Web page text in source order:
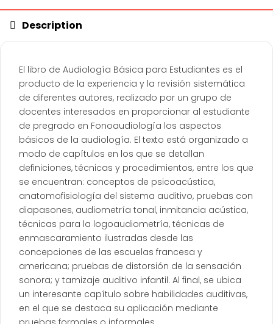
Description
El libro de Audiología Básica para Estudiantes es el
producto de la experiencia y la revisión sistemática
de diferentes autores, realizado por un grupo de
docentes interesados en proporcionar al estudiante
de pregrado en Fonoaudiología los aspectos
básicos de la audiología. El texto está organizado a
modo de capítulos en los que se detallan
definiciones, técnicas y procedimientos, entre los que
se encuentran: conceptos de psicoacústica,
anatomofisiología del sistema auditivo, pruebas con
diapasones, audiometría tonal, inmitancia acústica,
técnicas para la logoaudiometría, técnicas de
enmascaramiento ilustradas desde las
concepciones de las escuelas francesa y
americana; pruebas de distorsión de la sensación
sonora; y tamizaje auditivo infantil. Al final, se ubica
un interesante capítulo sobre habilidades auditivas,
en el que se destaca su aplicación mediante